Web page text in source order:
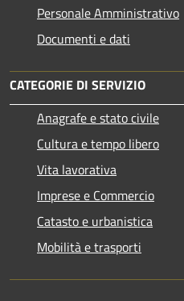
Personale Amministrativo
Documenti e dati
CATEGORIE DI SERVIZIO
Anagrafe e stato civile
Cultura e tempo libero
Vita lavorativa
Imprese e Commercio
Catasto e urbanistica
Mobilità e trasporti